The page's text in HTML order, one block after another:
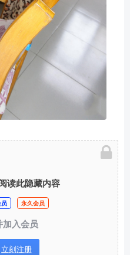
读此隐藏内容
永久会员
入会员
立刻注册